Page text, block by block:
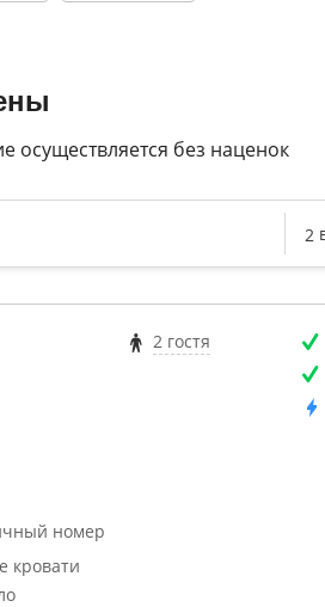
осуществляется без наценок
номер
кровати
2 гостя